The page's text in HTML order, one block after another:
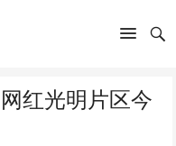
红光明片区今